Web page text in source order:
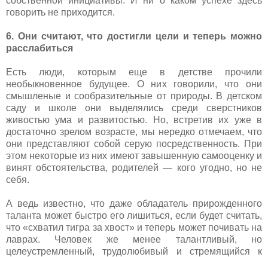
говорить не приходится.
6. Они считают, что достигли цели и теперь можно
расслабиться
Есть люди, которым еще в детстве прочили
необыкновенное будущее. О них говорили, что они
смышленые и сообразительные от природы. В детском
саду и школе они выделялись среди сверстников
живостью ума и развитостью. Но, встретив их уже в
достаточно зрелом возрасте, мы нередко отмечаем, что
они представляют собой серую посредственность. При
этом некоторые из них имеют завышенную самооценку и
винят обстоятельства, родителей — кого угодно, но не
себя.
А ведь известно, что даже обладатель прирожденного
таланта может быстро его лишиться, если будет считать,
что «схватил тигра за хвост» и теперь может почивать на
лаврах. Человек же менее талантливый, но
целеустремленный, трудолюбивый и стремящийся к